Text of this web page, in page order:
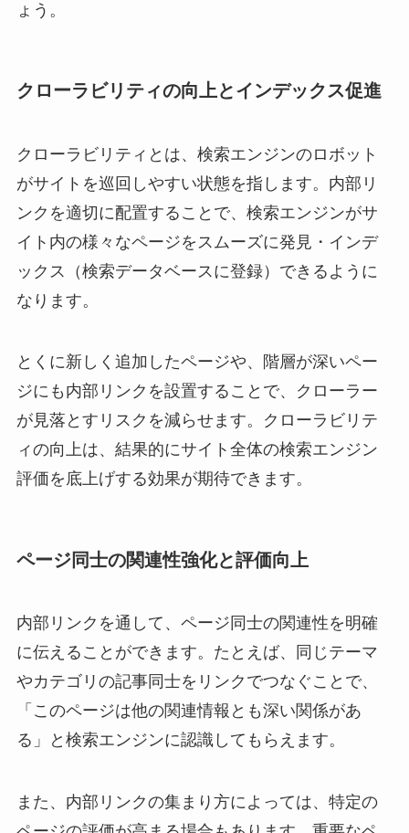
ょう。
クローラビリティの向上とインデックス促進
クローラビリティとは、検索エンジンのロボット
がサイトを巡回しやすい状態を指します。内部リ
ンクを適切に配置することで、検索エンジンがサ
イト内の様々なページをスムーズに発見・インデ
ックス（検索データベースに登録）できるように
なります。
とくに新しく追加したページや、階層が深いペー
ジにも内部リンクを設置することで、クローラー
が見落とすリスクを減らせます。クローラビリテ
ィの向上は、結果的にサイト全体の検索エンジン
評価を底上げする効果が期待できます。
ページ同士の関連性強化と評価向上
内部リンクを通して、ページ同士の関連性を明確
に伝えることができます。たとえば、同じテーマ
やカテゴリの記事同士をリンクでつなぐことで、
「このページは他の関連情報とも深い関係があ
る」と検索エンジンに認識してもらえます。
また、内部リンクの集まり方によっては、特定の